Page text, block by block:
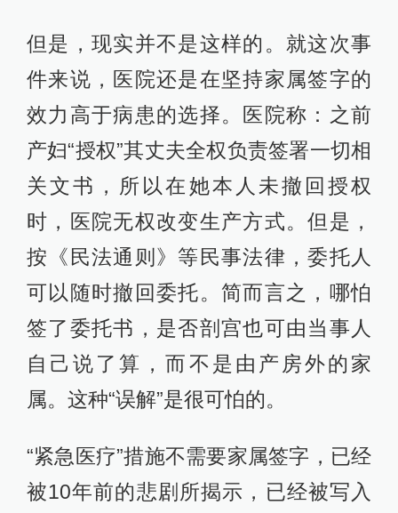
但是，现实并不是这样的。就这次事
件来说，医院还是在坚持家属签字的
效力高于病患的选择。医院称：之前
产妇“授权”其丈夫全权负责签署一切相
关文书，所以在她本人未撤回授权
时，医院无权改变生产方式。但是，
按《民法通则》等民事法律，委托人
可以随时撤回委托。简而言之，哪怕
签了委托书，是否剖宫也可由当事人
自己说了算，而不是由产房外的家
属。这种“误解”是很可怕的。
“紧急医疗”措施不需要家属签字，已经
被10年前的悲剧所揭示，已经被写入